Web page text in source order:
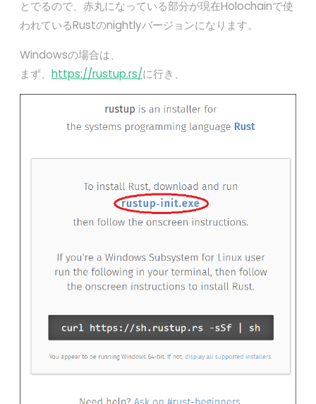
とでるので、赤丸になっている部分が現在Holochainで使
われているRustのnightlyバージョンになります。
Windowsの場合は、
まず、 https://rustup.rs/に行き、